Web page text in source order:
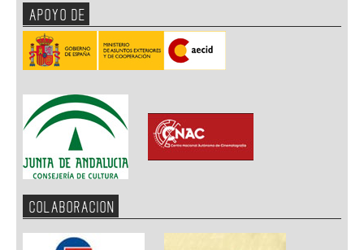
APOYO DE
COLABORACION